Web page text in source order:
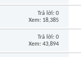
Trả lời: 0
Xem: 18,385
Trả lời: 0
Xem: 43,894